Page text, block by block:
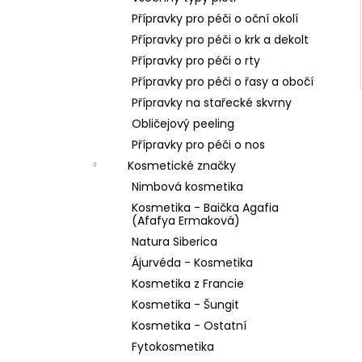
Přípravky pro péči o oční okolí
Přípravky pro péči o krk a dekolt
Přípravky pro péči o rty
Přípravky pro péči o řasy a obočí
Přípravky na stařecké skvrny
Obličejový peeling
Přípravky pro péči o nos
Kosmetické značky
Nimbová kosmetika
Kosmetika - Baička Agafia
(Afafya Ermaková)
Natura Siberica
Ájurvéda - Kosmetika
Kosmetika z Francie
Kosmetika - Šungit
Kosmetika - Ostatní
Fytokosmetika